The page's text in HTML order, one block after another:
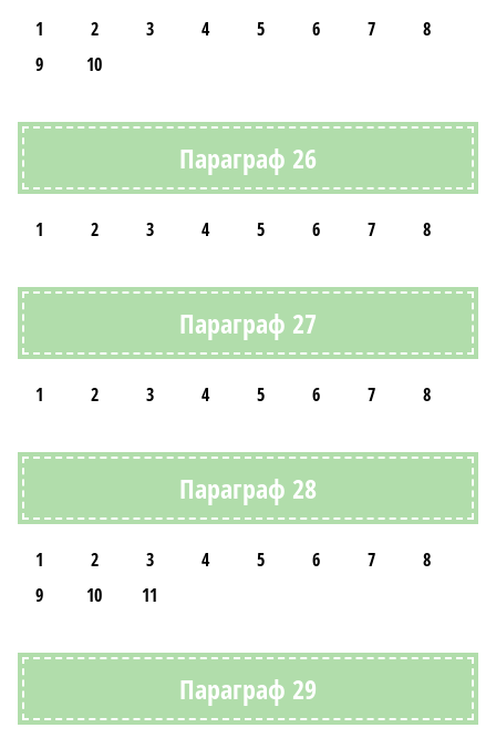
1 2 3 4 5 6 7
8
9
10
Параграф 26
1 2 3 4 5 6 7 8
Параграф 27
1 2 3 4 5 6 7 8
Параграф 28
1 2 3 4 5 6 7
8
9
10 11
Параграф 29